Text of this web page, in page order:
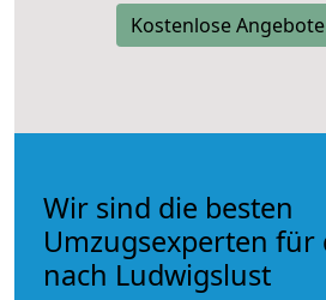
Kostenlose
Wir sind die besten
Umzugsexperten für
nach Ludwigslust